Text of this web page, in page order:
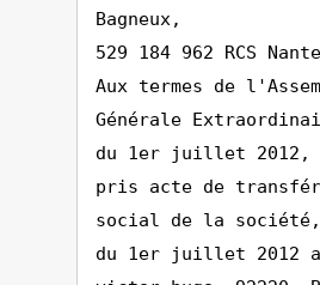
Bagneux,
529 184 962 RCS
Aux termes de
Générale
du 1er juillet
pris acte de
social de la société,
du 1er juillet 2012